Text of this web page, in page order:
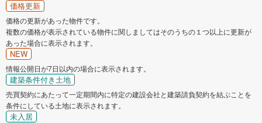
価格更新
価格の更新があった物件です。
複数の価格が表示されている物件に関しましてはそのうちの１つ以上に更新が
あった場合に表示されます。
NEW
情報公開日が7日以内の場合に表示されます。
建築条件付き土地
売買契約にあたって一定期間内に特定の建設会社と建築請負契約を結ぶことを
条件にしている土地に表示されます。
未入居